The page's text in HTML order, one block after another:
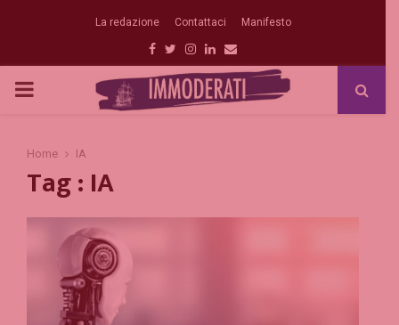
La redazione Contattaci Manifesto
Facebook
Twitter
Instagram
Linkedin
Email
PRIMARY
Home IA
Tag : IA